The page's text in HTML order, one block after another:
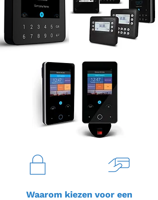
Waarom kiezen voor een